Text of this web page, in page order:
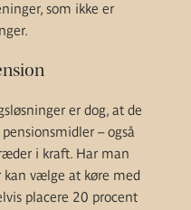
som ikke er
er dog, at de
– også
i kraft. Har man
vælge at køre med
placere 20 procent